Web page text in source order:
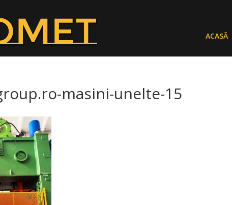
ACASĂ
masini-unelte-15